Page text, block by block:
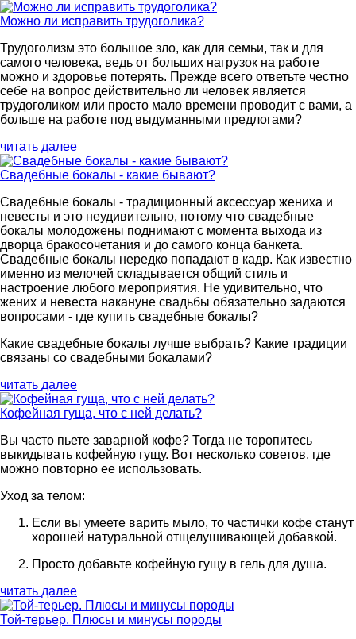
Можно ли исправить трудоголика?
Трудоголизм это большое зло, как для семьи, так и для
самого человека, ведь от больших нагрузок на работе
можно и здоровье потерять. Прежде всего ответьте честно
себе на вопрос действительно ли человек является
трудоголиком или просто мало времени проводит с вами, а
больше на работе под выдуманными предлогами?
читать далее
Свадебные бокалы - какие бывают?
Свадебные бокалы - традиционный аксессуар жениха и
невесты и это неудивительно, потому что свадебные
бокалы молодожены поднимают с момента выхода из
дворца бракосочетания и до самого конца банкета.
Свадебные бокалы нередко попадают в кадр. Как известно
именно из мелочей складывается общий стиль и
настроение любого мероприятия. Не удивительно, что
жених и невеста накануне свадьбы обязательно задаются
вопросами - где купить свадебные бокалы?
Какие свадебные бокалы лучше выбрать? Какие традиции
связаны со свадебными бокалами?
читать далее
Кофейная гуща, что с ней делать?
Вы часто пьете заварной кофе? Тогда не торопитесь
выкидывать кофейную гущу. Вот несколько советов, где
можно повторно ее использовать.
Уход за телом:
Если вы умеете варить мыло, то частички кофе станут
хорошей натуральной отщелушивающей добавкой.
Просто добавьте кофейную гущу в гель для душа.
читать далее
Той-терьер. Плюсы и минусы породы